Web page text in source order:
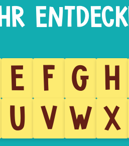
E F G H
U V W X